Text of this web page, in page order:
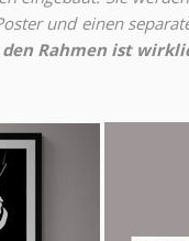
und einen
den Rahmen ist